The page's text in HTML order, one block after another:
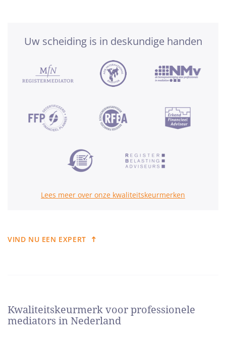
Uw scheiding is in deskundige handen
Lees meer over onze kwaliteitskeurmerken
VIND NU EEN EXPERT
Kwaliteitskeurmerk voor professionele
mediators in Nederland